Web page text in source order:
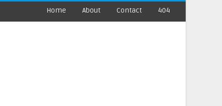
Home About Contact 404